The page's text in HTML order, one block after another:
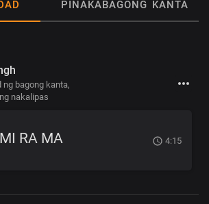
PINAKABAGONG KANTA
ng bagong kanta,
nakalipas
RA MA 4:15